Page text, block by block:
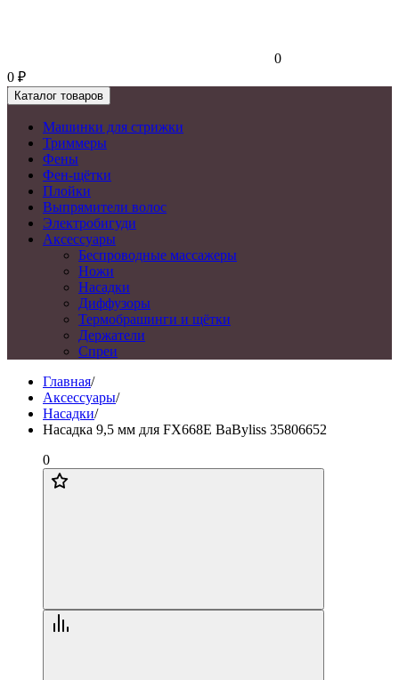
0
0 ₽
Каталог товаров
Машинки для стрижки
Триммеры
Фены
Фен-щётки
Плойки
Выпрямители волос
Электробигуди
Аксессуары
Беспроводные массажеры
Ножи
Насадки
Диффузоры
Термобрашинги и щётки
Держатели
Спреи
Главная/
Аксессуары/
Насадки/
Насадка 9,5 мм для FX668E BaByliss 35806652
0